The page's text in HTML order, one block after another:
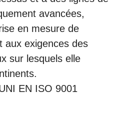
avancées,
en mesure de
aux exigences des
sur lesquels elle
EN ISO 9001